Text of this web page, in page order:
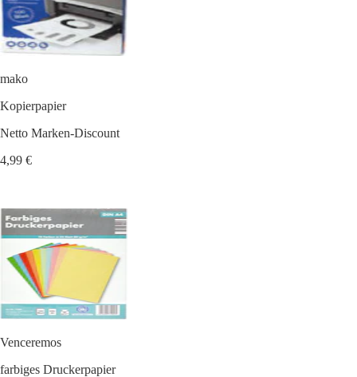
mako
Kopierpapier
Netto Marken-Discount
4,99 €
Venceremos
farbiges Druckerpapier